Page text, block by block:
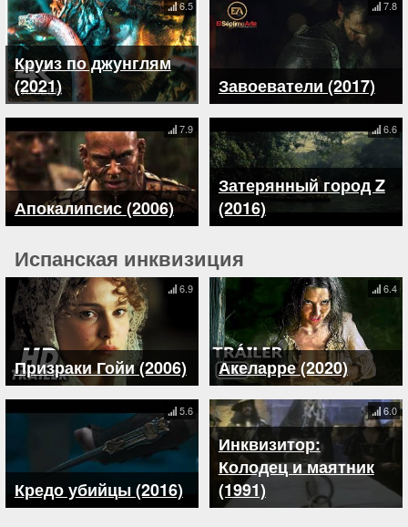
Круиз по джунглям
(2021)
6.5
Завоеватели (2017)
7.8
Апокалипсис (2006)
7.9
Затерянный город Z
(2016)
6.6
Испанская инквизиция
Призраки Гойи (2006)
6.9
Акеларре (2020)
6.4
Кредо убийцы (2016)
5.6
Инквизитор:
Колодец и маятник
(1991)
6.0